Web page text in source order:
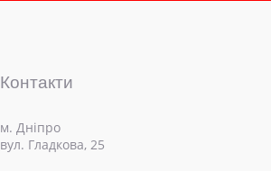
Контакти
м. Дніпро
вул. Гладкова, 25